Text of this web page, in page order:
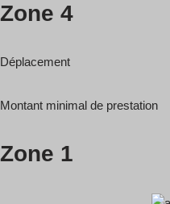
Zone 4
Déplacement
Montant minimal de prestation
Zone 1